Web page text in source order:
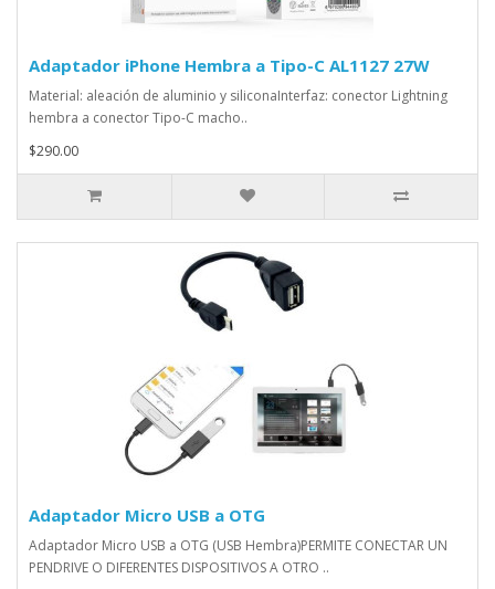
Adaptador iPhone Hembra a Tipo-C AL1127 27W
Material: aleación de aluminio y siliconaInterfaz: conector Lightning
hembra a conector Tipo-C macho..
$290.00
Adaptador Micro USB a OTG
Adaptador Micro USB a OTG (USB Hembra)PERMITE CONECTAR UN
PENDRIVE O DIFERENTES DISPOSITIVOS A OTRO ..